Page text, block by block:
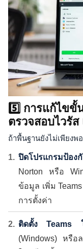
5️⃣ การแก้ไข
ตรวจสอบไวรัส
ถ้าพื้นฐานยังไม่เพียงพ
ปิดโปรแกรมป้อง
Norton หรือ
ข้อมูล เพิ่ม
การตั้งค่า
ติดตั้ง Teams
(Windows) หรือ